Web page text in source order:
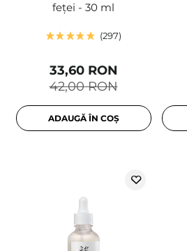
feței - 30 ml
297
42,00 RON
33,60 RON
ADAUGĂ ÎN COȘ